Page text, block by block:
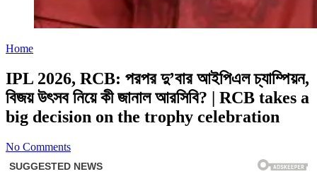
Home
IPL 2026, RCB: পরপর দু’বার আইপিএল চ্যাম্পিয়ন,
বিজয় উৎসব নিয়ে কী জানাল আরসিবি? | RCB takes a
big decision on the trophy celebration
No Comments